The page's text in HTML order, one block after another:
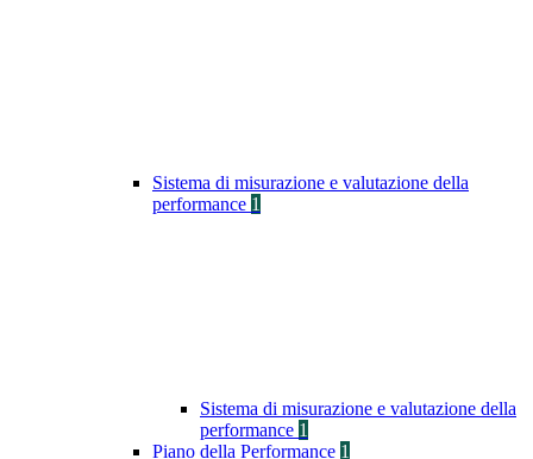
Sistema di misurazione e valutazione della
performance 1
Sistema di misurazione e valutazione della
performance 1
Piano della Performance 1